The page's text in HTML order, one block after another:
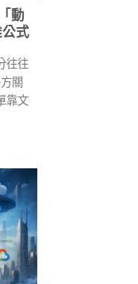
動
式
往往
關
靠文